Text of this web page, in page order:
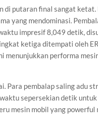
di putaran final sangat ketat.
yang mendominasi.
impresif 8,049 detik,
ketiga ditempati oleh
menunjukkan performa
Para pembalap saling adu
sepersekian detik untuk
mesin mobil yang powerful